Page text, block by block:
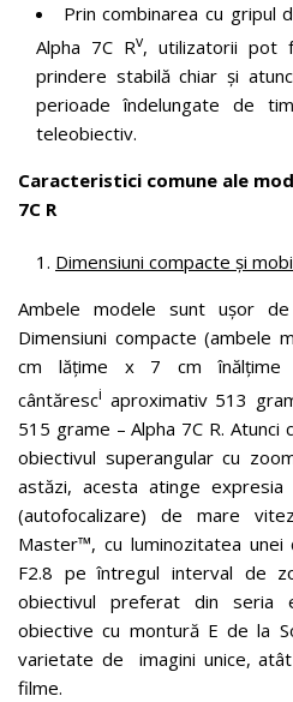
Prin combinarea cu gripul
Alpha 7C Rv, utilizatorii pot
prindere stabilă chiar și
perioade îndelungate de
teleobiectiv.
Caracteristici comune ale
7C R
Dimensiuni compacte și
Ambele modele sunt ușor
Dimensiuni compacte (ambele
cm lățime x 7 cm înălțime
cântăresci aproximativ 513
515 grame – Alpha 7C R.
obiectivul superangular cu
astăzi, acesta atinge
(autofocalizare) de mare
Master™, cu luminozitatea
F2.8 pe întregul interval de
obiectivul preferat din
obiective cu montură E de la
varietate de imagini unice,
filme.